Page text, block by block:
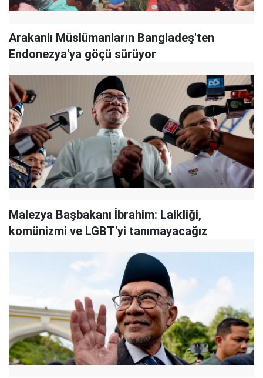
Arakanlı Müslümanların Bangladeş'ten
Endonezya'ya göçü sürüyor
Malezya Başbakanı İbrahim: Laikliği,
komünizmi ve LGBT'yi tanımayacağız